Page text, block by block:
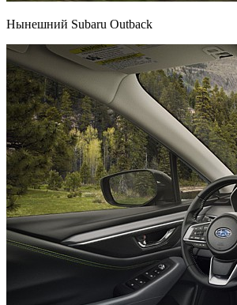
Нынешний Subaru Outback